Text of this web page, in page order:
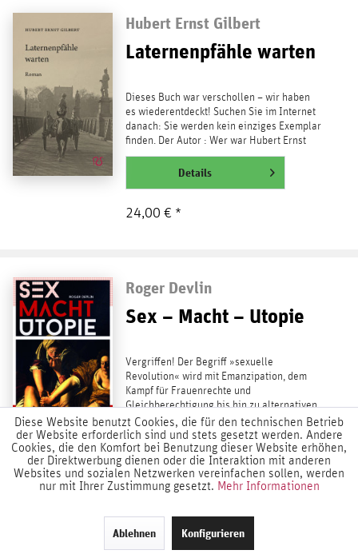
Hubert Ernst Gilbert
Laternenpfähle warten
Dieses Buch war verschollen – wir haben
es wiederentdeckt! Suchen Sie im Internet
danach: Sie werden kein einziges Exemplar
finden. Der Autor : Wer war Hubert Ernst
Gilbert? Man...
weiterlesenDetails
24,00 € *
Roger Devlin
Sex – Macht – Utopie
Vergriffen! Der Begriff »sexuelle
Revolution« wird mit Emanzipation, dem
Kampf für Frauenrechte und
Gleichberechtigung bis hin zu alternativen
Beziehungs- und...
weiterlesenDetails
9,00 € *
Ellen Kositza
Diese Website benutzt Cookies, die für den technischen Betrieb
der Website erforderlich sind und stets gesetzt werden. Andere
Cookies, die den Komfort bei Benutzung dieser Website erhöhen,
der Direktwerbung dienen oder die Interaktion mit anderen
Websites und sozialen Netzwerken vereinfachen sollen, werden
nur mit Ihrer Zustimmung gesetzt. Mehr Informationen
Ablehnen Konfigurieren